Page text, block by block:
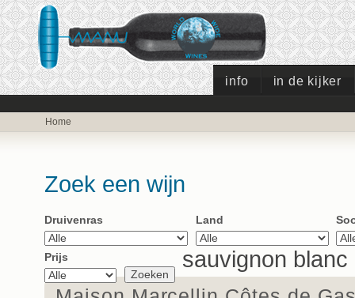
info in de kijker
Home
Zoek een wijn
Druivenras Land
Prijs sauvignon blanc